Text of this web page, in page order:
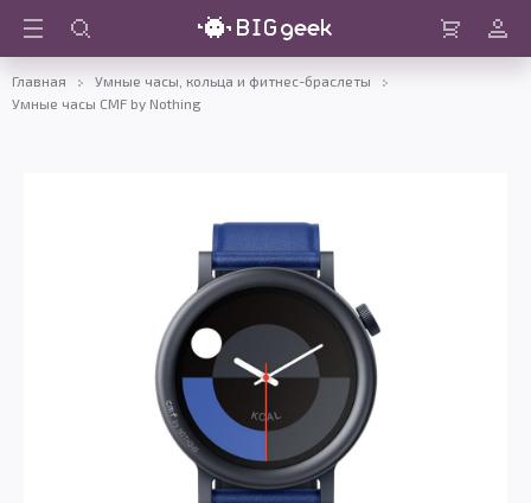
Войти
Главная
Умные часы, кольца и фитнес-браслеты
Умные часы CMF by Nothing